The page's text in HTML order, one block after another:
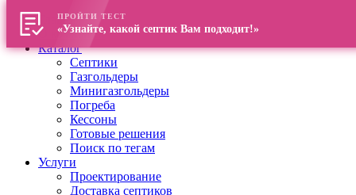
Главная
О компании
Каталог
Септики
Газгольдеры
Минигазгольдеры
Погреба
Кессоны
Готовые решения
Поиск по тегам
Услуги
Проектирование
Доставка септиков
ПРОЙТИ ТЕСТ
«Узнайте, какой септик Вам подходит!»